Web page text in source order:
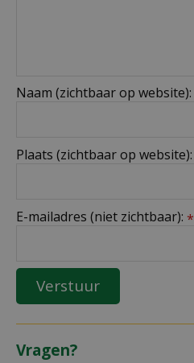
Naam (zichtbaar op website):
Plaats (zichtbaar op website):
E-mailadres (niet zichtbaar): *
Vragen?